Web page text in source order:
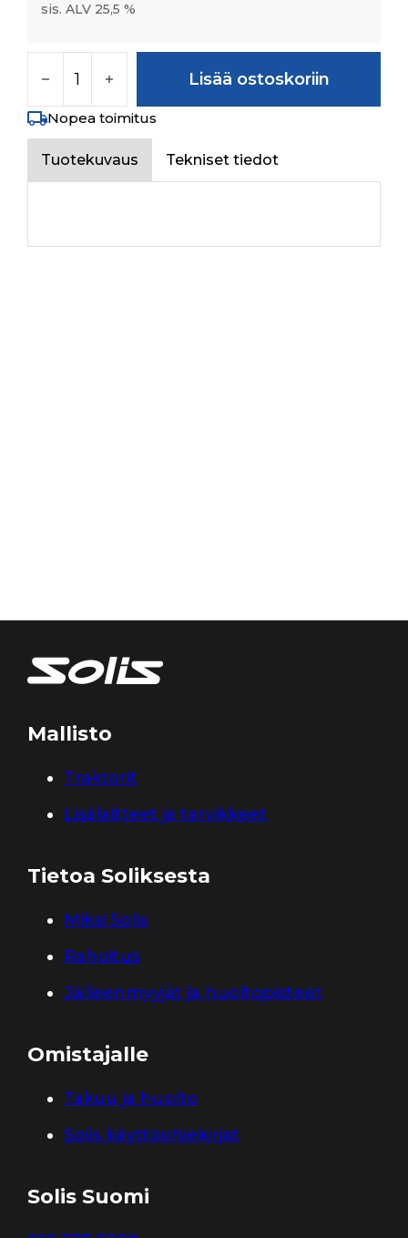
sis. ALV 25,5 %
Lisää ostoskoriin
Nopea toimitus
Tuotekuvaus Tekniset tiedot
Mallisto
Traktorit
Lisälaitteet ja tarvikkeet
Tietoa Soliksesta
Miksi Solis
Rahoitus
Jälleenmyyjät ja huoltopisteet
Omistajalle
Takuu ja huolto
Solis käyttöohjekirjat
Solis Suomi